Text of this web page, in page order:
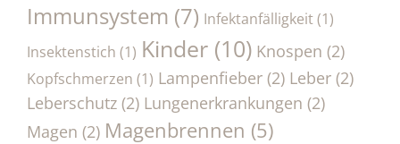
Immunsystem (7) Infektanfälligkeit(1)
Insektenstich (1) Kinder (10) Knospen (2)
Kopfschmerzen (1) Lampenfieber (2) Leber (2)
Leberschutz (2) Lungenerkrankungen (2)
Magen (2) Magenbrennen (5)